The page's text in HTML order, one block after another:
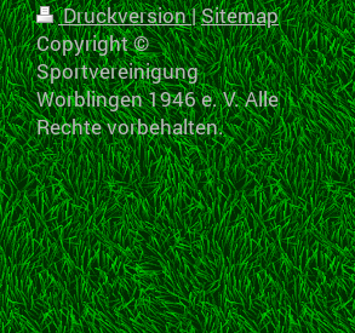
Druckversion|Sitemap
Copyright ©
Sportvereinigung
Worblingen 1946 e. V. Alle
Rechte vorbehalten.